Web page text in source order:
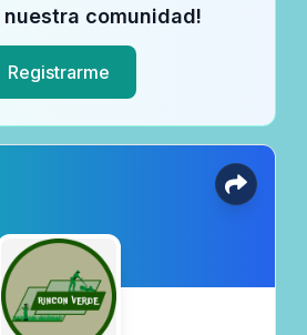
nuestra comunidad!
Registrarme